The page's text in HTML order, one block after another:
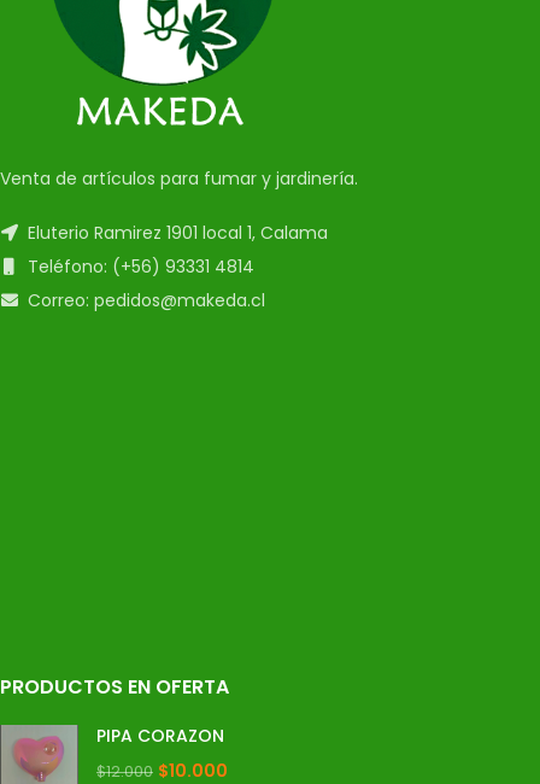
Venta de artículos para fumar y jardinería.
Eluterio Ramirez 1901 local 1, Calama
Teléfono: (+56) 93331 4814
Correo: pedidos@makeda.cl
PRODUCTOS EN OFERTA
PIPA CORAZON
$12.000 $10.000